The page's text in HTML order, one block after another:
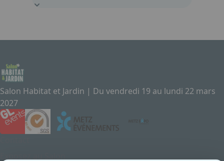
Salon Habitat et Jardin | Du vendredi 19 au lundi 22 mars
2027